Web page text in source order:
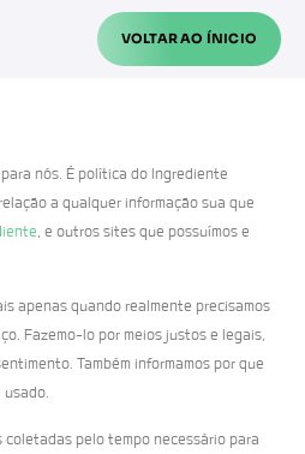
VOLTAR AO ÍNICIO
nós. É política do Ingrediente
a qualquer informação sua que
, e outros sites que possuímos e
apenas quando realmente precisamos
Fazemo-lo por meios justos e legais,
Também informamos por que
usado.
pelo tempo necessário para